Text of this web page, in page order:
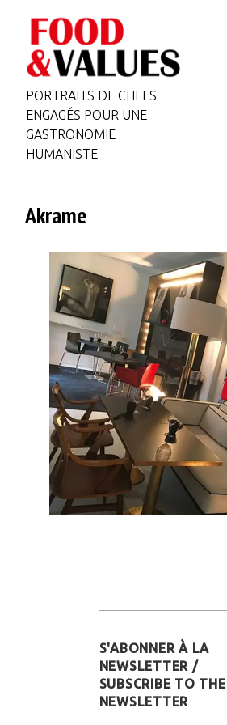
PORTRAITS DE CHEFS
ENGAGÉS POUR UNE
GASTRONOMIE
HUMANISTE
Akrame
S'ABONNER À LA
NEWSLETTER /
SUBSCRIBE TO THE
NEWSLETTER